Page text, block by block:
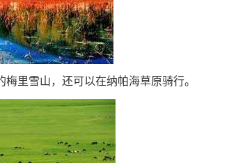
里雪山，还可以在纳帕海草原骑行。